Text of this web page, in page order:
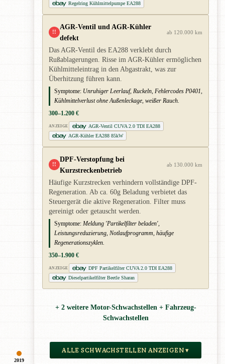
2019
Regelring Kühlmittelpumpe EA288
!!
AGR-Ventil und AGR-Kühler
defekt
ab 120.000 km
Das AGR-Ventil des EA288 verklebt durch
Rußablagerungen. Risse im AGR-Kühler ermöglichen
Kühlmitteleintrag in den Abgastrakt, was zur
Überhitzung führen kann.
Symptome: Unruhiger Leerlauf, Ruckeln, Fehlercodes P0401,
Kühlmittelverlust ohne Außenleckage, weißer Rauch.
300–1.200 €
ANZEIGE
AGR-Ventil CUVA 2.0 TDI EA288
AGR-Kühler EA288 85kW
!!
DPF-Verstopfung bei
Kurzstreckenbetrieb
ab 130.000 km
Häufige Kurzstrecken verhindern vollständige DPF-
Regeneration. Ab ca. 60g Beladung verbietet das
Steuergerät die aktive Regeneration. Filter muss
gereinigt oder getauscht werden.
Symptome: Meldung 'Partikelfilter beladen',
Leistungsreduzierung, Notlaufprogramm, häufige
Regenerationszyklen.
350–1.900 €
ANZEIGE
DPF Partikelfilter CUVA 2.0 TDI EA288
Dieselpartikelfilter Beetle Sharan
+ 2 weitere Motor-Schwachstellen + Fahrzeug-
Schwachstellen
ALLE SCHWACHSTELLEN ANZEIGEN ▾